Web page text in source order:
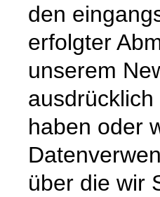
den
erfolgter
unserem
haben oder
über die wir